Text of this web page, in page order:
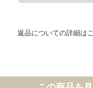
返品についての詳細は